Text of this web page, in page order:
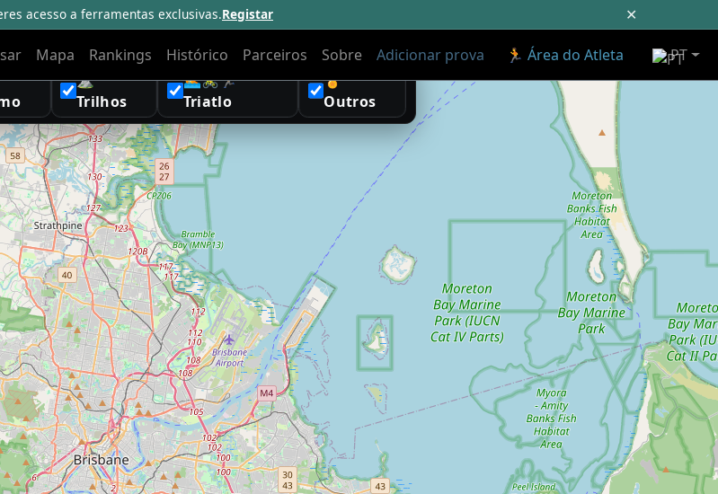
acesso a ferramentas exclusivas.Registar ✕
Mapa Rankings Histórico Parceiros Sobre Adicionar prova 🏃 Área do Atleta
PT
⛰️
Trilhos
🏊🚴🏃
Triatlo
🏅
Outros
+ Leaflet ·Fale Connosco·Termos&Privacidade.
para receber notícias, promoções e novidades.
Li e aceito a Política de Privacidade (RGPD).